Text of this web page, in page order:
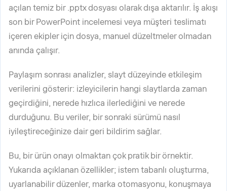
açılan temiz bir .pptx dosyası olarak dışa aktarılır. İş akışı
son bir PowerPoint incelemesi veya müşteri teslimatı
içeren ekipler için dosya, manuel düzeltmeler olmadan
anında çalışır.
Paylaşım sonrası analizler, slayt düzeyinde etkileşim
verilerini gösterir: izleyicilerin hangi slaytlarda zaman
geçirdiğini, nerede hızlıca ilerlediğini ve nerede
durduğunu. Bu veriler, bir sonraki sürümü nasıl
iyileştireceğinize dair geri bildirim sağlar.
Bu, bir ürün onayı olmaktan çok pratik bir örnektir.
Yukarıda açıklanan özellikler; istem tabanlı oluşturma,
uyarlanabilir düzenler, marka otomasyonu, konuşmaya